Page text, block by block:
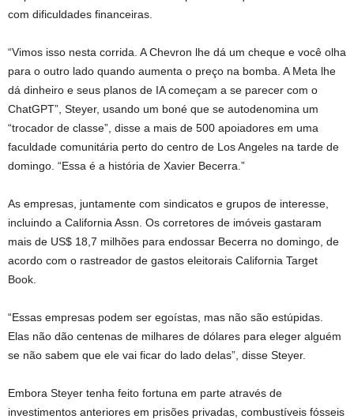
com dificuldades financeiras.
“Vimos isso nesta corrida. A Chevron lhe dá um cheque e você olha
para o outro lado quando aumenta o preço na bomba. A Meta lhe
dá dinheiro e seus planos de IA começam a se parecer com o
ChatGPT”, Steyer, usando um boné que se autodenomina um
“trocador de classe”, disse a mais de 500 apoiadores em uma
faculdade comunitária perto do centro de Los Angeles na tarde de
domingo. “Essa é a história de Xavier Becerra.”
As empresas, juntamente com sindicatos e grupos de interesse,
incluindo a California Assn. Os corretores de imóveis gastaram
mais de US$ 18,7 milhões para endossar Becerra no domingo, de
acordo com o rastreador de gastos eleitorais California Target
Book.
“Essas empresas podem ser egoístas, mas não são estúpidas.
Elas não dão centenas de milhares de dólares para eleger alguém
se não sabem que ele vai ficar do lado delas”, disse Steyer.
Embora Steyer tenha feito fortuna em parte através de
investimentos anteriores em prisões privadas, combustíveis fósseis